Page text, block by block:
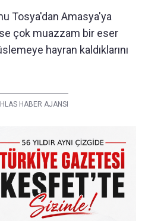
Tosya'dan Amasya'ya
çok muazzam bir eser
hayran kaldıklarını
HABER AJANSI